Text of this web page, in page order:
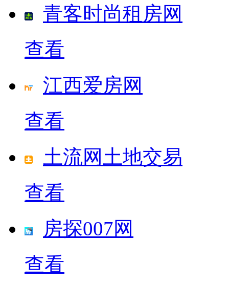
青客时尚租房网
查看
江西爱房网
查看
土流网土地交易
查看
房探007网
查看